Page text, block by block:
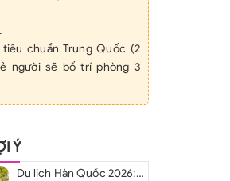
chuẩn Trung Quốc (2
người sẽ bố trí phòng 3
bữa
ngày/người
quan theo chương trình
Ý
Du lịch Hàn Quốc 2026: Hà Nội – Busan – Seoul – Starfiled – Lotte Worf